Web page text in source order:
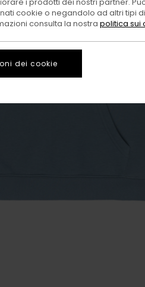
cookie o negandolo ad altri tipi
consulta la nostra politica sui
dei cookie